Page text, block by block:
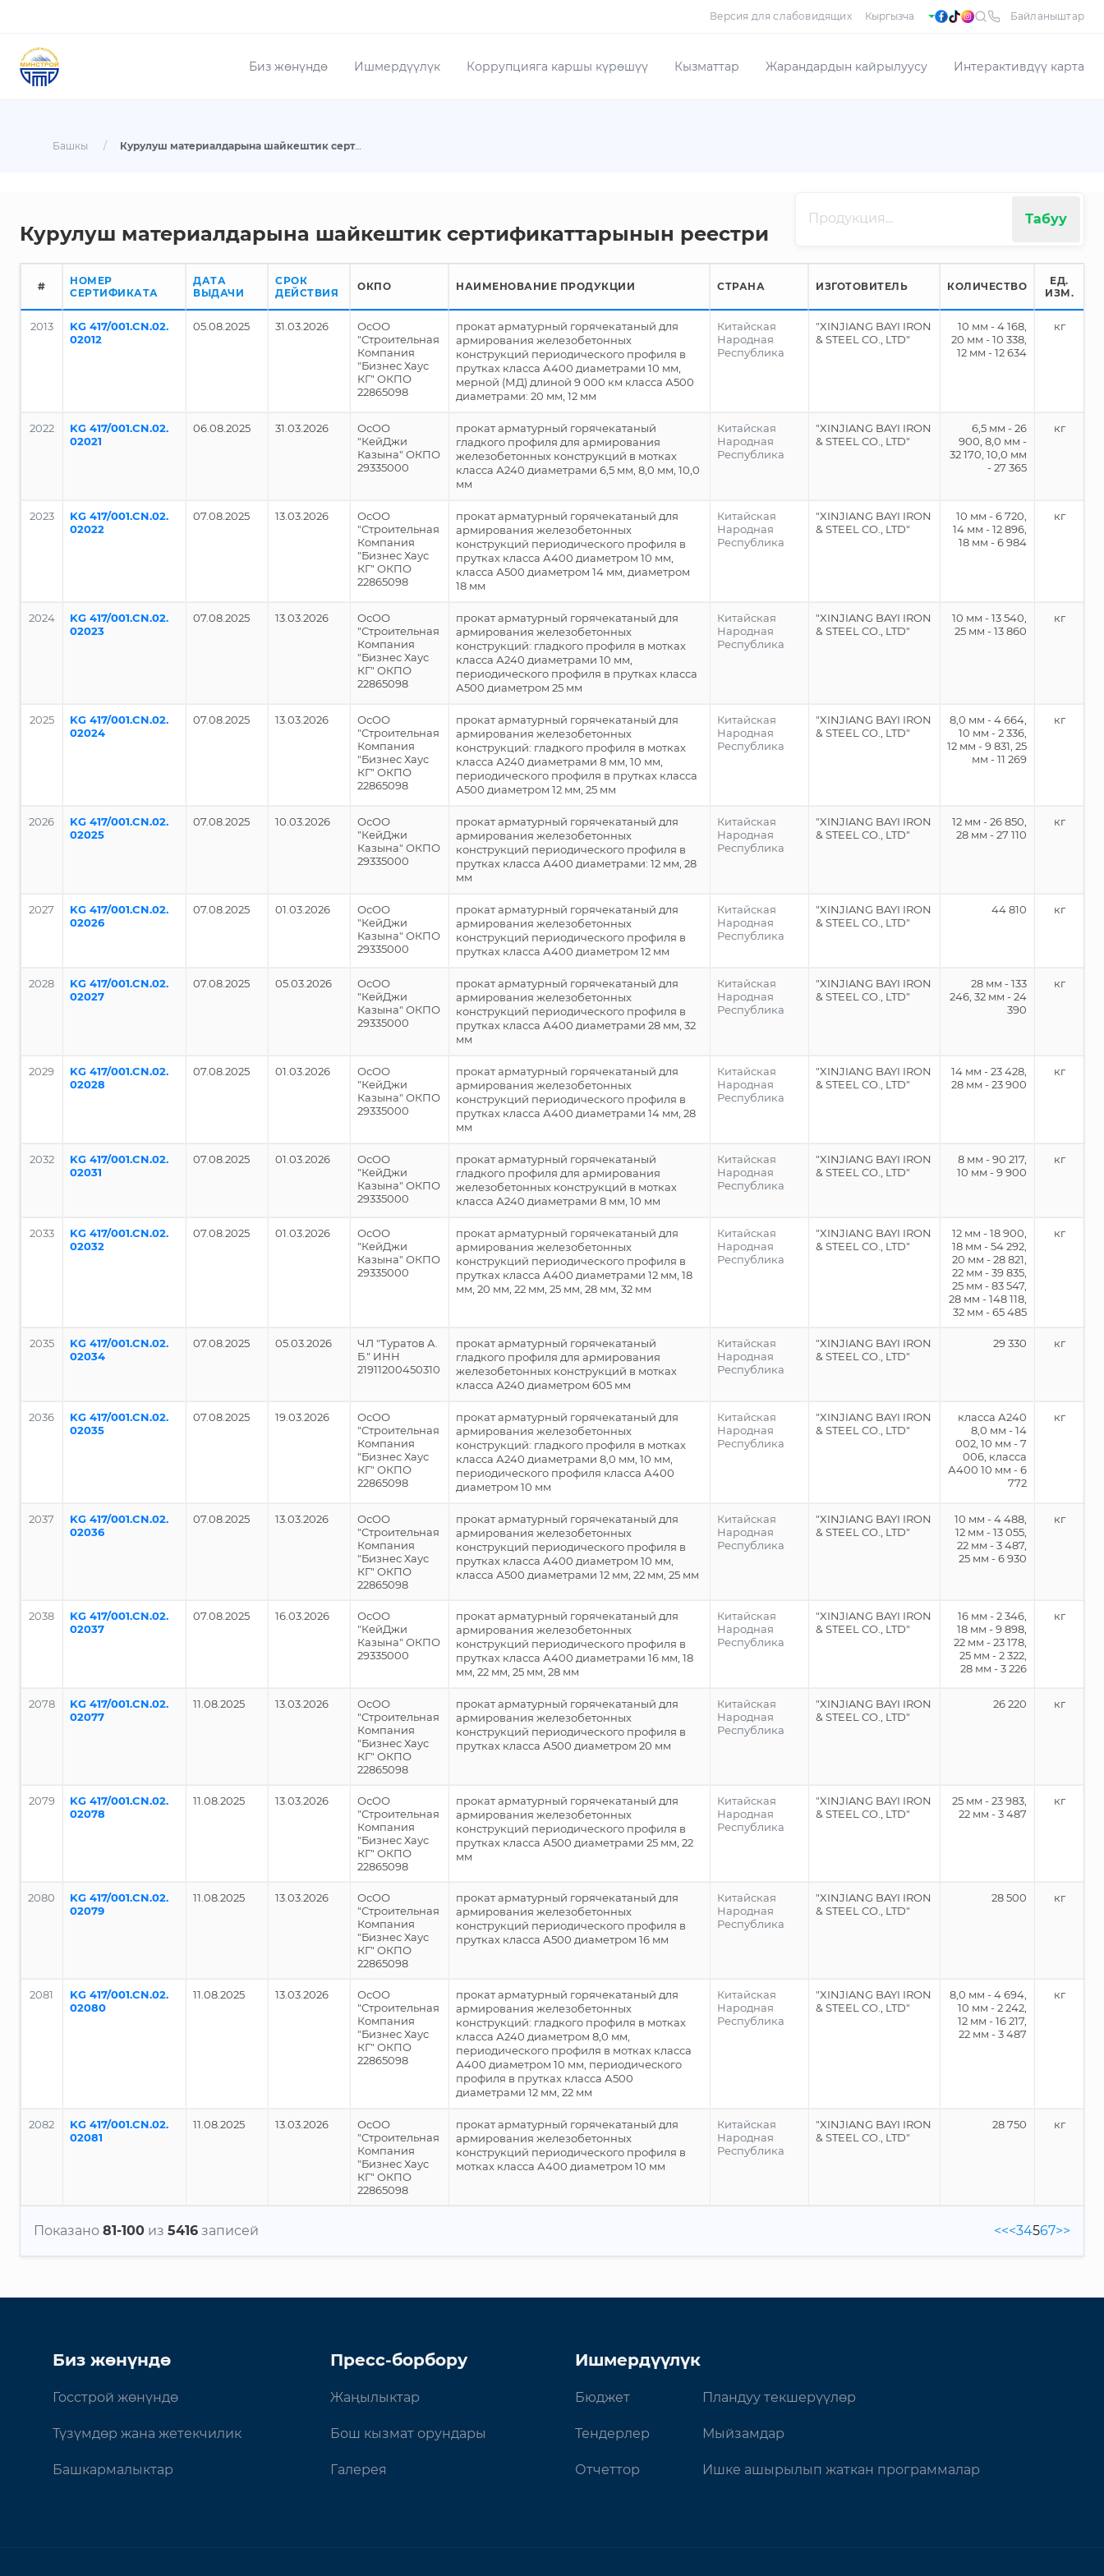
Версия для слабовидящих Байланыштар
Биз жөнүндө Ишмердүүлүк Коррупцияга каршы күрөшүү Кызматтар Жарандардын кайрылуусу Интерактивдүү карта
Башкы / Курулуш материалдарына шайкештик сертификаттарынын реестри
Курулуш материалдарына шайкештик сертификаттарынын реестри
Табуу
#
НОМЕР
СЕРТИФИКАТА
ДАТА
ВЫДАЧИ
СРОК
ДЕЙСТВИЯ
ОКПО НАИМЕНОВАНИЕ ПРОДУКЦИИ СТРАНА ИЗГОТОВИТЕЛЬ КОЛИЧЕСТВО
ЕД.
ИЗМ.
2013
KG 417/001.CN.02.
02012
05.08.2025 31.03.2026
ОсОО
"Строительная
Компания
"Бизнес Хаус
КГ" ОКПО
22865098
прокат арматурный горячекатаный для
армирования железобетонных
конструкций периодического профиля в
прутках класса А400 диаметрами 10 мм,
мерной (МД) длиной 9 000 км класса А500
диаметрами: 20 мм, 12 мм
Китайская
Народная
Республика
"XINJIANG BAYI IRON
& STEEL CO., LTD"
10 мм - 4 168,
20 мм - 10 338,
12 мм - 12 634
кг
2022
KG 417/001.CN.02.
02021
06.08.2025 31.03.2026
ОсОО
"КейДжи
Казына" ОКПО
29335000
прокат арматурный горячекатаный
гладкого профиля для армирования
железобетонных конструкций в мотках
класса А240 диаметрами 6,5 мм, 8,0 мм, 10,0
мм
Китайская
Народная
Республика
"XINJIANG BAYI IRON
& STEEL CO., LTD"
6,5 мм - 26
900, 8,0 мм -
32 170, 10,0 мм
- 27 365
кг
2023
KG 417/001.CN.02.
02022
07.08.2025 13.03.2026
ОсОО
"Строительная
Компания
"Бизнес Хаус
КГ" ОКПО
22865098
прокат арматурный горячекатаный для
армирования железобетонных
конструкций периодического профиля в
прутках класса А400 диаметром 10 мм,
класса А500 диаметром 14 мм, диаметром
18 мм
Китайская
Народная
Республика
"XINJIANG BAYI IRON
& STEEL CO., LTD"
10 мм - 6 720,
14 мм - 12 896,
18 мм - 6 984
кг
2024
KG 417/001.CN.02.
02023
07.08.2025 13.03.2026
ОсОО
"Строительная
Компания
"Бизнес Хаус
КГ" ОКПО
22865098
прокат арматурный горячекатаный для
армирования железобетонных
конструкций: гладкого профиля в мотках
класса А240 диаметрами 10 мм,
периодического профиля в прутках класса
А500 диаметром 25 мм
Китайская
Народная
Республика
"XINJIANG BAYI IRON
& STEEL CO., LTD"
10 мм - 13 540,
25 мм - 13 860
кг
2025
KG 417/001.CN.02.
02024
07.08.2025 13.03.2026
ОсОО
"Строительная
Компания
"Бизнес Хаус
КГ" ОКПО
22865098
прокат арматурный горячекатаный для
армирования железобетонных
конструкций: гладкого профиля в мотках
класса А240 диаметрами 8 мм, 10 мм,
периодического профиля в прутках класса
А500 диаметром 12 мм, 25 мм
Китайская
Народная
Республика
"XINJIANG BAYI IRON
& STEEL CO., LTD"
8,0 мм - 4 664,
10 мм - 2 336,
12 мм - 9 831, 25
мм - 11 269
кг
2026
KG 417/001.CN.02.
02025
07.08.2025 10.03.2026
ОсОО
"КейДжи
Казына" ОКПО
29335000
прокат арматурный горячекатаный для
армирования железобетонных
конструкций периодического профиля в
прутках класса А400 диаметрами: 12 мм, 28
мм
Китайская
Народная
Республика
"XINJIANG BAYI IRON
& STEEL CO., LTD"
12 мм - 26 850,
28 мм - 27 110
кг
2027
KG 417/001.CN.02.
02026
07.08.2025 01.03.2026
ОсОО
"КейДжи
Казына" ОКПО
29335000
прокат арматурный горячекатаный для
армирования железобетонных
конструкций периодического профиля в
прутках класса А400 диаметром 12 мм
Китайская
Народная
Республика
"XINJIANG BAYI IRON
& STEEL CO., LTD"
44 810 кг
2028
KG 417/001.CN.02.
02027
07.08.2025 05.03.2026
ОсОО
"КейДжи
Казына" ОКПО
29335000
прокат арматурный горячекатаный для
армирования железобетонных
конструкций периодического профиля в
прутках класса А400 диаметрами 28 мм, 32
мм
Китайская
Народная
Республика
"XINJIANG BAYI IRON
& STEEL CO., LTD"
28 мм - 133
246, 32 мм - 24
390
кг
2029
KG 417/001.CN.02.
02028
07.08.2025 01.03.2026
ОсОО
"КейДжи
Казына" ОКПО
29335000
прокат арматурный горячекатаный для
армирования железобетонных
конструкций периодического профиля в
прутках класса А400 диаметрами 14 мм, 28
мм
Китайская
Народная
Республика
"XINJIANG BAYI IRON
& STEEL CO., LTD"
14 мм - 23 428,
28 мм - 23 900
кг
2032
KG 417/001.CN.02.
02031
07.08.2025 01.03.2026
ОсОО
"КейДжи
Казына" ОКПО
29335000
прокат арматурный горячекатаный
гладкого профиля для армирования
железобетонных конструкций в мотках
класса А240 диаметрами 8 мм, 10 мм
Китайская
Народная
Республика
"XINJIANG BAYI IRON
& STEEL CO., LTD"
8 мм - 90 217,
10 мм - 9 900
кг
2033
KG 417/001.CN.02.
02032
07.08.2025 01.03.2026
ОсОО
"КейДжи
Казына" ОКПО
29335000
прокат арматурный горячекатаный для
армирования железобетонных
конструкций периодического профиля в
прутках класса А400 диаметрами 12 мм, 18
мм, 20 мм, 22 мм, 25 мм, 28 мм, 32 мм
Китайская
Народная
Республика
"XINJIANG BAYI IRON
& STEEL CO., LTD"
12 мм - 18 900,
18 мм - 54 292,
20 мм - 28 821,
22 мм - 39 835,
25 мм - 83 547,
28 мм - 148 118,
32 мм - 65 485
кг
2035
KG 417/001.CN.02.
02034
07.08.2025 05.03.2026
ЧЛ "Туратов А.
Б." ИНН
21911200450310
прокат арматурный горячекатаный
гладкого профиля для армирования
железобетонных конструкций в мотках
класса А240 диаметром 605 мм
Китайская
Народная
Республика
"XINJIANG BAYI IRON
& STEEL CO., LTD"
29 330 кг
2036
KG 417/001.CN.02.
02035
07.08.2025 19.03.2026
ОсОО
"Строительная
Компания
"Бизнес Хаус
КГ" ОКПО
22865098
прокат арматурный горячекатаный для
армирования железобетонных
конструкций: гладкого профиля в мотках
класса А240 диаметрами 8,0 мм, 10 мм,
периодического профиля класса А400
диаметром 10 мм
Китайская
Народная
Республика
"XINJIANG BAYI IRON
& STEEL CO., LTD"
класса А240
8,0 мм - 14
002, 10 мм - 7
006, класса
А400 10 мм - 6
772
кг
2037
KG 417/001.CN.02.
02036
07.08.2025 13.03.2026
ОсОО
"Строительная
Компания
"Бизнес Хаус
КГ" ОКПО
22865098
прокат арматурный горячекатаный для
армирования железобетонных
конструкций периодического профиля в
прутках класса А400 диаметром 10 мм,
класса А500 диаметрами 12 мм, 22 мм, 25 мм
Китайская
Народная
Республика
"XINJIANG BAYI IRON
& STEEL CO., LTD"
10 мм - 4 488,
12 мм - 13 055,
22 мм - 3 487,
25 мм - 6 930
кг
2038
KG 417/001.CN.02.
02037
07.08.2025 16.03.2026
ОсОО
"КейДжи
Казына" ОКПО
29335000
прокат арматурный горячекатаный для
армирования железобетонных
конструкций периодического профиля в
прутках класса А400 диаметрами 16 мм, 18
мм, 22 мм, 25 мм, 28 мм
Китайская
Народная
Республика
"XINJIANG BAYI IRON
& STEEL CO., LTD"
16 мм - 2 346,
18 мм - 9 898,
22 мм - 23 178,
25 мм - 2 322,
28 мм - 3 226
кг
2078
KG 417/001.CN.02.
02077
11.08.2025 13.03.2026
ОсОО
"Строительная
Компания
"Бизнес Хаус
КГ" ОКПО
22865098
прокат арматурный горячекатаный для
армирования железобетонных
конструкций периодического профиля в
прутках класса А500 диаметром 20 мм
Китайская
Народная
Республика
"XINJIANG BAYI IRON
& STEEL CO., LTD"
26 220 кг
2079
KG 417/001.CN.02.
02078
11.08.2025 13.03.2026
ОсОО
"Строительная
Компания
"Бизнес Хаус
КГ" ОКПО
22865098
прокат арматурный горячекатаный для
армирования железобетонных
конструкций периодического профиля в
прутках класса А500 диаметрами 25 мм, 22
мм
Китайская
Народная
Республика
"XINJIANG BAYI IRON
& STEEL CO., LTD"
25 мм - 23 983,
22 мм - 3 487
кг
2080
KG 417/001.CN.02.
02079
11.08.2025 13.03.2026
ОсОО
"Строительная
Компания
"Бизнес Хаус
КГ" ОКПО
22865098
прокат арматурный горячекатаный для
армирования железобетонных
конструкций периодического профиля в
прутках класса А500 диаметром 16 мм
Китайская
Народная
Республика
"XINJIANG BAYI IRON
& STEEL CO., LTD"
28 500 кг
2081
KG 417/001.CN.02.
02080
11.08.2025 13.03.2026
ОсОО
"Строительная
Компания
"Бизнес Хаус
КГ" ОКПО
22865098
прокат арматурный горячекатаный для
армирования железобетонных
конструкций: гладкого профиля в мотках
класса А240 диаметром 8,0 мм,
периодического профиля в мотках класса
А400 диаметром 10 мм, периодического
профиля в прутках класса А500
диаметрами 12 мм, 22 мм
Китайская
Народная
Республика
"XINJIANG BAYI IRON
& STEEL CO., LTD"
8,0 мм - 4 694,
10 мм - 2 242,
12 мм - 16 217,
22 мм - 3 487
кг
2082
KG 417/001.CN.02.
02081
11.08.2025 13.03.2026
ОсОО
"Строительная
Компания
"Бизнес Хаус
КГ" ОКПО
22865098
прокат арматурный горячекатаный для
армирования железобетонных
конструкций периодического профиля в
мотках класса А400 диаметром 10 мм
Китайская
Народная
Республика
"XINJIANG BAYI IRON
& STEEL CO., LTD"
28 750 кг
Показано 81-100 из 5416 записей <<<34567>>
Биз жөнүндө
Госстрой жөнүндө
Түзүмдөр жана жетекчилик
Башкармалыктар
Пресс-борбору
Жаңылыктар
Бош кызмат орундары
Галерея
Ишмердүүлүк
Бюджет
Тендерлер
Отчеттор
Пландуу текшерүүлөр
Мыйзамдар
Ишке ашырылып жаткан программалар